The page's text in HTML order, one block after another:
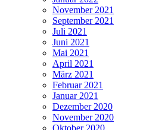
November 2021
September 2021
Juli 2021
Juni 2021
Mai 2021
April 2021
März 2021
Februar 2021
Januar 2021
Dezember 2020
November 2020